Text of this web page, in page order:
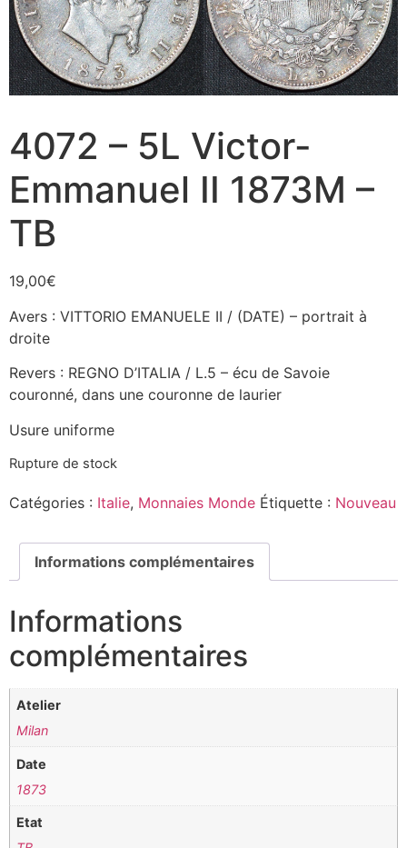
4072 – 5L Victor-
Emmanuel II 1873M –
TB
19,00€
Avers : VITTORIO EMANUELE II / (DATE) – portrait à
droite
Revers : REGNO D’ITALIA / L.5 – écu de Savoie
couronné, dans une couronne de laurier
Usure uniforme
Rupture de stock
Catégories : Italie, Monnaies Monde Étiquette : Nouveau
Informations complémentaires
Informations
complémentaires
Atelier
Milan
Date
1873
Etat